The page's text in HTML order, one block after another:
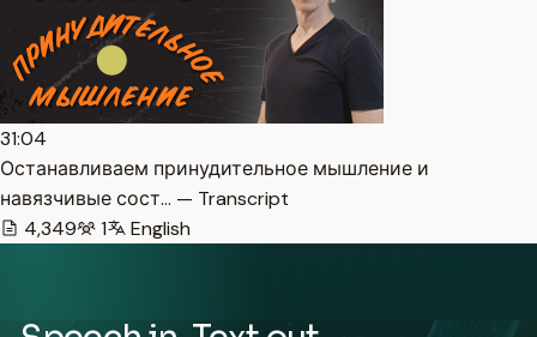
31:04
Останавливаем принудительное мышление и
навязчивые сост… — Transcript
4,349
1 English